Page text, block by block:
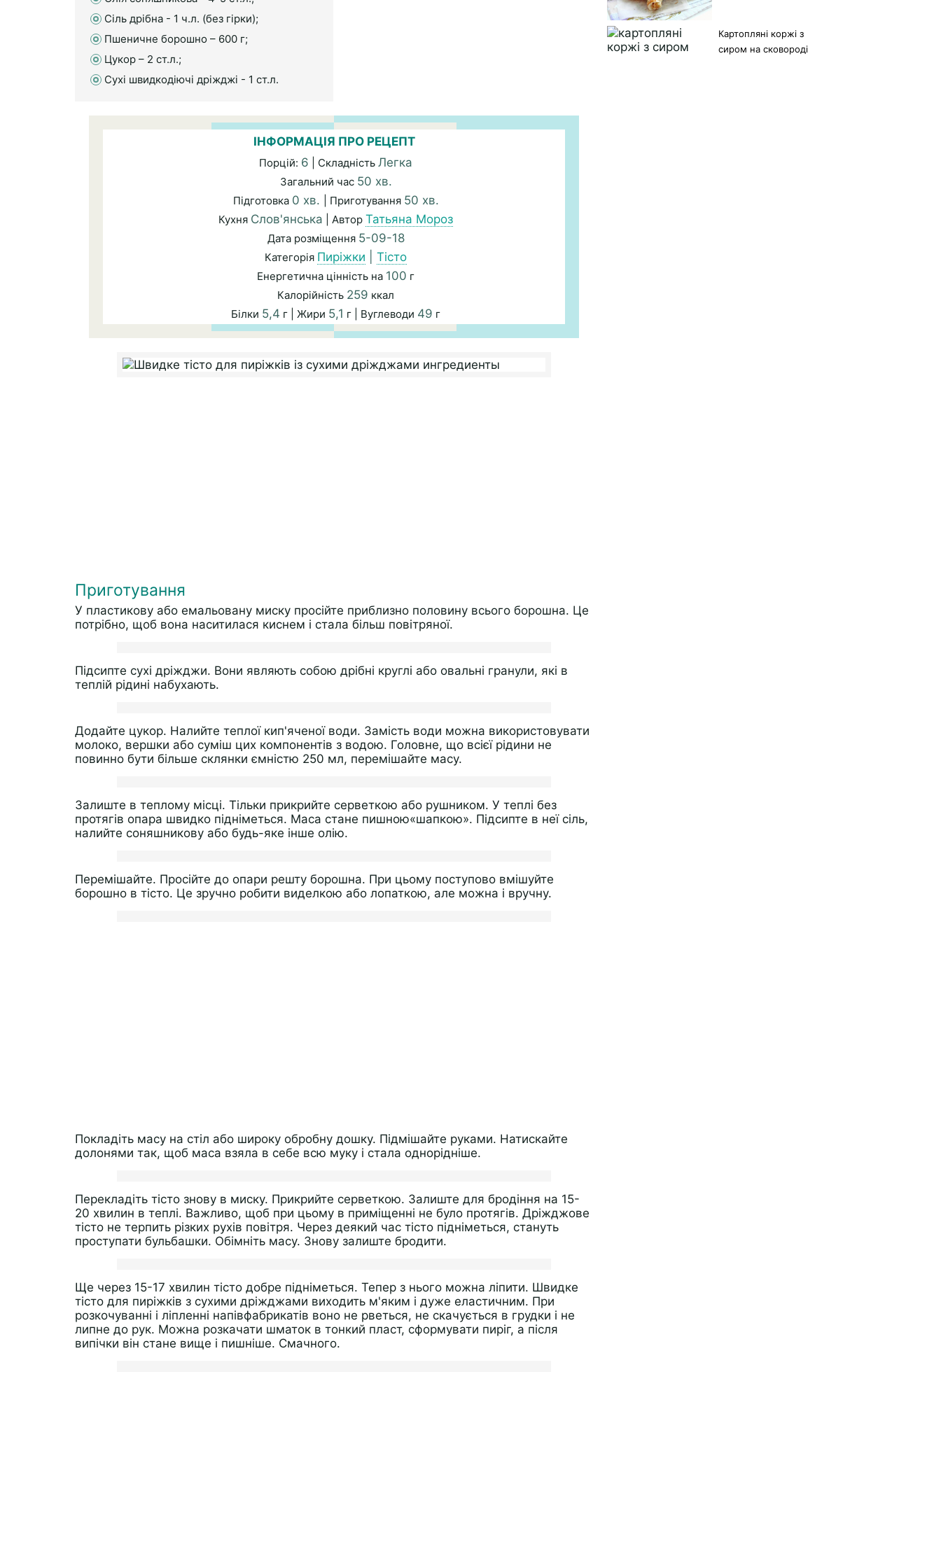
Сіль дрібна - 1 ч.л. (без гірки);
Пшеничне борошно – 600 г;
Цукор – 2 ст.л.;
Сухі швидкодіючі дріжджі - 1 ст.л.
ІНФОРМАЦІЯ ПРО РЕЦЕПТ
Порцій: 6 | Складність Легка
Загальний час 50 хв.
Підготовка 0 хв. | Приготування 50 хв.
Кухня Слов'янська | Автор Татьяна Мороз
Дата розміщення 5-09-18
Категорія Пиріжки Тісто
Енергетична цінність на 100 г
Калорійність 259 ккал
Білки 5,4 г | Жири 5,1 г | Вуглеводи 49 г
Приготування
У пластикову або емальовану миску просійте приблизно половину всього борошна. Це
потрібно, щоб вона наситилася киснем і стала більш повітряної.
Підсипте сухі дріжджи. Вони являють собою дрібні круглі або овальні гранули, які в
теплій рідині набухають.
Додайте цукор. Налийте теплої кип'яченої води. Замість води можна використовувати
молоко, вершки або суміш цих компонентів з водою. Головне, що всієї рідини не
повинно бути більше склянки ємністю 250 мл, перемішайте масу.
Залиште в теплому місці. Тільки прикрийте серветкою або рушником. У теплі без
протягів опара швидко підніметься. Маса стане пишною«шапкою». Підсипте в неї сіль,
налийте соняшникову або будь-яке інше олію.
Перемішайте. Просійте до опари решту борошна. При цьому поступово вмішуйте
борошно в тісто. Це зручно робити виделкою або лопаткою, але можна і вручну.
Покладіть масу на стіл або широку обробну дошку. Підмішайте руками. Натискайте
долонями так, щоб маса взяла в себе всю муку і стала однорідніше.
Перекладіть тісто знову в миску. Прикрийте серветкою. Залиште для бродіння на 15-
20 хвилин в теплі. Важливо, щоб при цьому в приміщенні не було протягів. Дріжджове
тісто не терпить різких рухів повітря. Через деякий час тісто підніметься, стануть
проступати бульбашки. Обімніть масу. Знову залиште бродити.
Ще через 15-17 хвилин тісто добре підніметься. Тепер з нього можна ліпити. Швидке
тісто для пиріжків з сухими дріжджами виходить м'яким і дуже еластичним. При
розкочуванні і ліпленні напівфабрикатів воно не рветься, не скачується в грудки і не
липне до рук. Можна розкачати шматок в тонкий пласт, сформувати пиріг, а після
випічки він стане вище і пишніше. Смачного.
Картопляні коржі з
сиром на сковороді